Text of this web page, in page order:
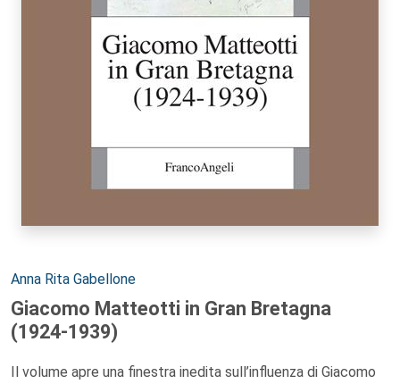
Autori:
Anna Rita Gabellone
Giacomo Matteotti in Gran Bretagna
(1924-1939)
Il volume apre una finestra inedita sull’influenza di Giacomo